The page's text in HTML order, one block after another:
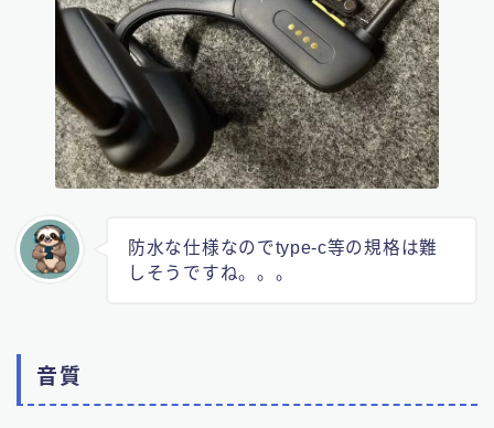
防水な仕様なのでtype-c等の規格は難
しそうですね。。。
音質